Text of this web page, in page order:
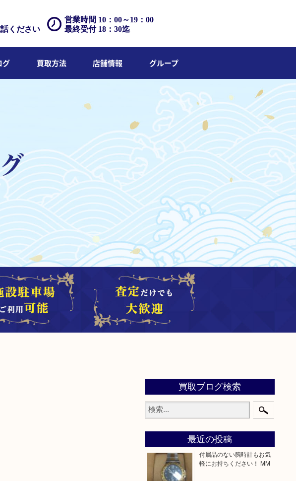
営業時間 10：00～19：00
最終受付 18：30迄
ください
グ 買取方法 店舗情報 グループ
買取ブログ検索
最近の投稿
付属品のない腕時計もお気
軽にお持ちください！ MM